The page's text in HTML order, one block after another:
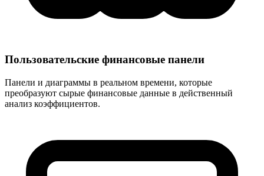
Пользовательские финансовые панели
Панели и диаграммы в реальном времени, которые
преобразуют сырые финансовые данные в действенный
анализ коэффициентов.